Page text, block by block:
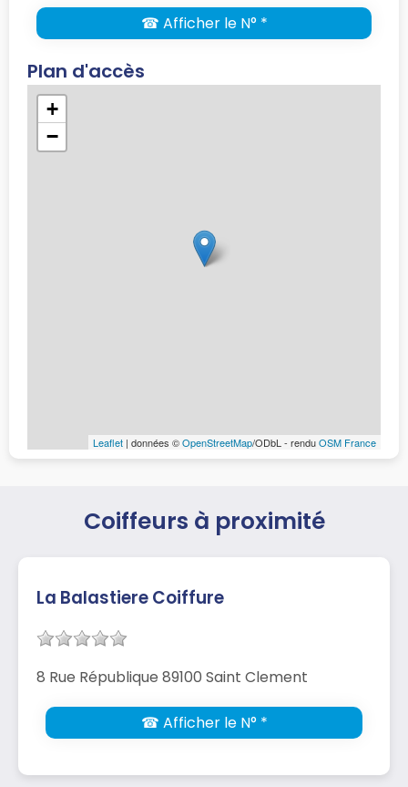
☎ Afficher le N° *
Plan d'accès
+
−
Leaflet | données ©OpenStreetMap/ODbL - renduOSM France
Coiffeurs à proximité
La Balastiere Coiffure
8 Rue République 89100 Saint Clement
☎ Afficher le N° *